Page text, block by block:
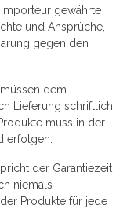
gewährte
und Ansprüche,
gegen den
dem
Lieferung schriftlich
muss in der
erfolgen.
der Garantiezeit
niemals
Produkte für jede